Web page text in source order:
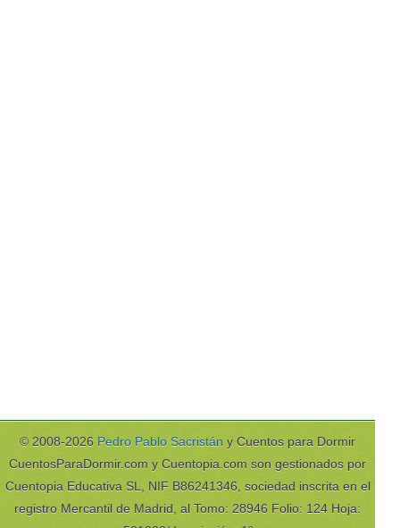
© 2008-2026 Pedro Pablo Sacristán y Cuentos para Dormir
CuentosParaDormir.com y Cuentopia.com son gestionados por
Cuentopia Educativa SL, NIF B86241346, sociedad inscrita en el
registro Mercantil de Madrid, al Tomo: 28946 Folio: 124 Hoja: